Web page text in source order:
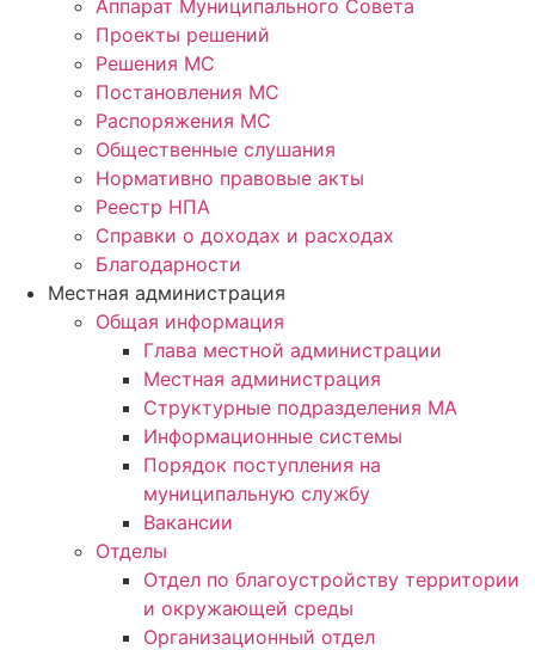
Аппарат Муниципального Совета
Проекты решений
Решения МС
Постановления МС
Распоряжения МС
Общественные слушания
Нормативно правовые акты
Реестр НПА
Справки о доходах и расходах
Благодарности
Местная администрация
Общая информация
Глава местной администрации
Местная администрация
Структурные подразделения МА
Информационные системы
Порядок поступления на
муниципальную службу
Вакансии
Отделы
Отдел по благоустройству территории
и окружающей среды
Организационный отдел